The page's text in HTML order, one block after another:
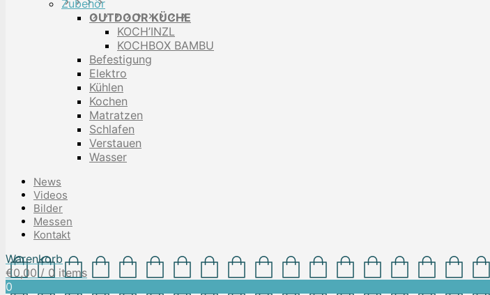
Zubehör
OUTDOOR KÜCHE
KOCH’INZL
KOCHBOX BAMBU
Befestigung
Elektro
Kühlen
Kochen
Matratzen
Schlafen
Verstauen
Wasser
News
Videos
Bilder
Messen
Kontakt
Warenkorb
€0,00 / 0 items
0